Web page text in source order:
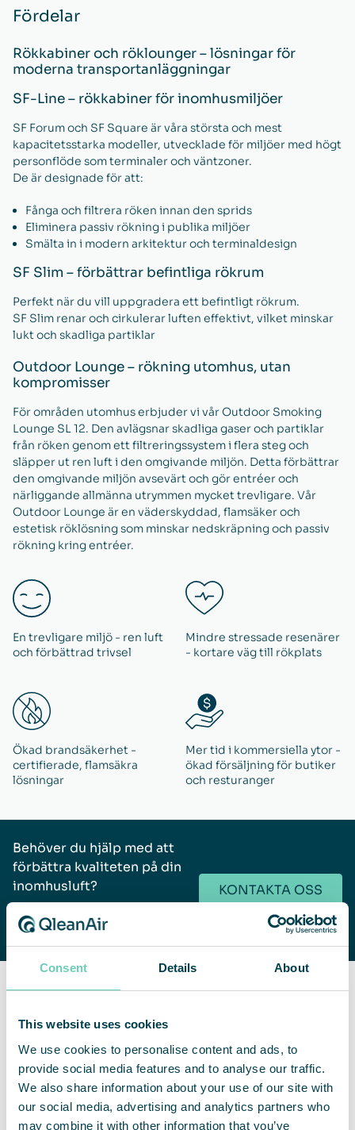
Consent Details About
This website uses cookies
We use cookies to personalise content and ads, to
provide social media features and to analyse our traffic.
We also share information about your use of our site with
our social media, advertising and analytics partners who
may combine it with other information that you’ve
Fördelar
Rökkabiner och röklounger – lösningar för
moderna transportanläggningar
SF-Line – rökkabiner för inomhusmiljöer
SF Forum och SF Square är våra största och mest
kapacitetsstarka modeller, utvecklade för miljöer med högt
personflöde som terminaler och väntzoner.
De är designade för att:
Fånga och filtrera röken innan den sprids
Eliminera passiv rökning i publika miljöer
Smälta in i modern arkitektur och terminaldesign
SF Slim – förbättrar befintliga rökrum
Perfekt när du vill uppgradera ett befintligt rökrum.
SF Slim renar och cirkulerar luften effektivt, vilket minskar
lukt och skadliga partiklar
Outdoor Lounge – rökning utomhus, utan
kompromisser
För områden utomhus erbjuder vi vår Outdoor Smoking
Lounge SL 12. Den avlägsnar skadliga gaser och partiklar
från röken genom ett filtreringssystem i flera steg och
släpper ut ren luft i den omgivande miljön. Detta förbättrar
den omgivande miljön avsevärt och gör entréer och
närliggande allmänna utrymmen mycket trevligare. Vår
Outdoor Lounge är en väderskyddad, flamsäker och
estetisk röklösning som minskar nedskräpning och passiv
rökning kring entréer.
En trevligare miljö - ren luft
och förbättrad trivsel
Mindre stressade resenärer
- kortare väg till rökplats
Ökad brandsäkerhet -
certifierade, flamsäkra
lösningar
Mer tid i kommersiella ytor -
ökad försäljning för butiker
och resturanger
Behöver du hjälp med att
förbättra kvaliteten på din
inomhusluft?
Vi hjälper dig gärna att hitta en
lämplig lösning.
KONTAKTA OSS
första mätning till löpande service.
Vi tar hand om installation, uppgraderingar och filterbyten,
så att du alltid uppfyller gällande regler och får en
framtidssäker lösning.Vi levererar friheten med ren luft –
så att du kan fokusera på det som verkligen betyder något.